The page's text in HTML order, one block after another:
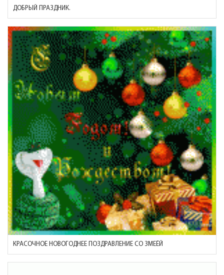
ДОБРЫЙ ПРАЗДНИК.
КРАСОЧНОЕ НОВОГОДНЕЕ ПОЗДРАВЛЕНИЕ СО ЗМЕЁЙ